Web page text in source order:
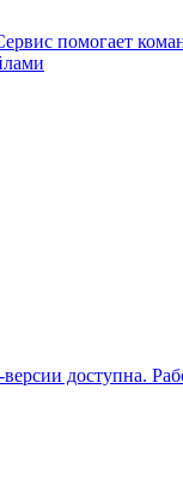
помогает
доступна.